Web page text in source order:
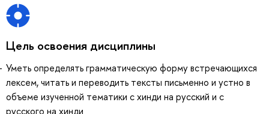
Цель освоения дисциплины
Уметь определять грамматическую форму встречающихся
лексем, читать и переводить тексты письменно и устно в
объеме изученной тематики с хинди на русский и с
русского на хинди